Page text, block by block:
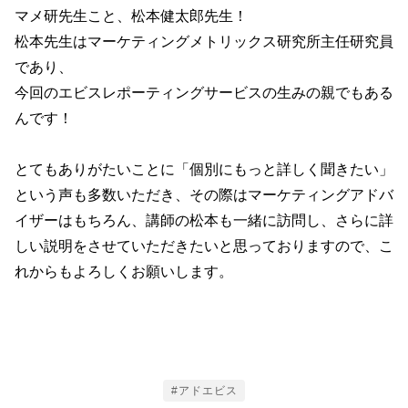
マメ研先生こと、松本健太郎先生！
松本先生はマーケティングメトリックス研究所主任研究員
であり、
今回のエビスレポーティングサービスの生みの親でもある
んです！
とてもありがたいことに「個別にもっと詳しく聞きたい」
という声も多数いただき、その際はマーケティングアドバ
イザーはもちろん、講師の松本も一緒に訪問し、さらに詳
しい説明をさせていただきたいと思っておりますので、こ
れからもよろしくお願いします。
#アドエビス